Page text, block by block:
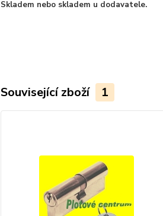
Skladem nebo skladem u dodavatele.
Související zboží 1